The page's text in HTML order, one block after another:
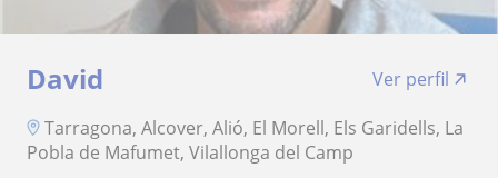
David
Ver perfil
Tarragona, Alcover, Alió, El Morell, Els Garidells, La
Pobla de Mafumet, Vilallonga del Camp